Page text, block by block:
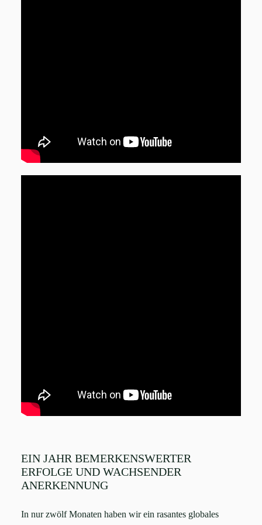
EIN JAHR BEMERKENSWERTER
ERFOLGE UND WACHSENDER
ANERKENNUNG
In nur zwölf Monaten haben wir ein rasantes globales